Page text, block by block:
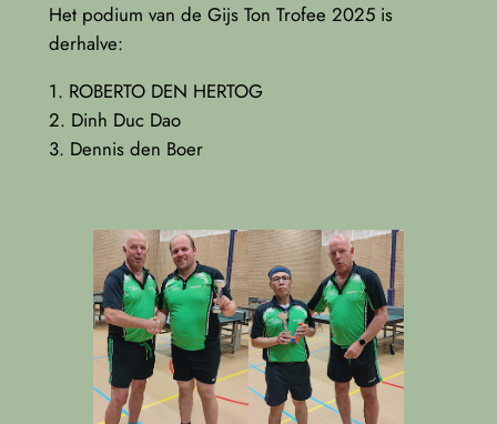
Het podium van de Gijs Ton Trofee 2025 is
derhalve:
1. ROBERTO DEN HERTOG
2. Dinh Duc Dao
3. Dennis den Boer